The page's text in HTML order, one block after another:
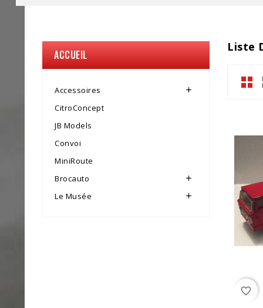
ACCUEIL
Accessoires 
CitroConcept
JB Models
Convoi
MiniRoute
Brocauto

Le Musée 
Liste
favorite_border